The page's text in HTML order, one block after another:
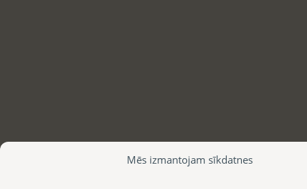
Mēs izmantojam sīkdatnes